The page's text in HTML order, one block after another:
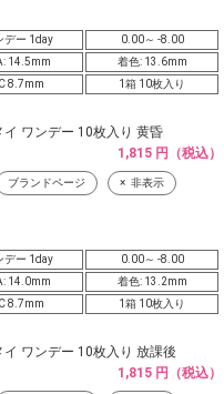
デー 1day
0.00～ -8.00
14.5mm
着色: 13.6mm
8.7mm
1箱 10枚入り
イ ワンデー 10枚入り 黄昏
1,815 円（税込）
ブランドページ 非表示
デー 1day
0.00～ -8.00
14.0mm
着色: 13.2mm
8.7mm
1箱 10枚入り
イ ワンデー 10枚入り 放課後
1,815 円（税込）